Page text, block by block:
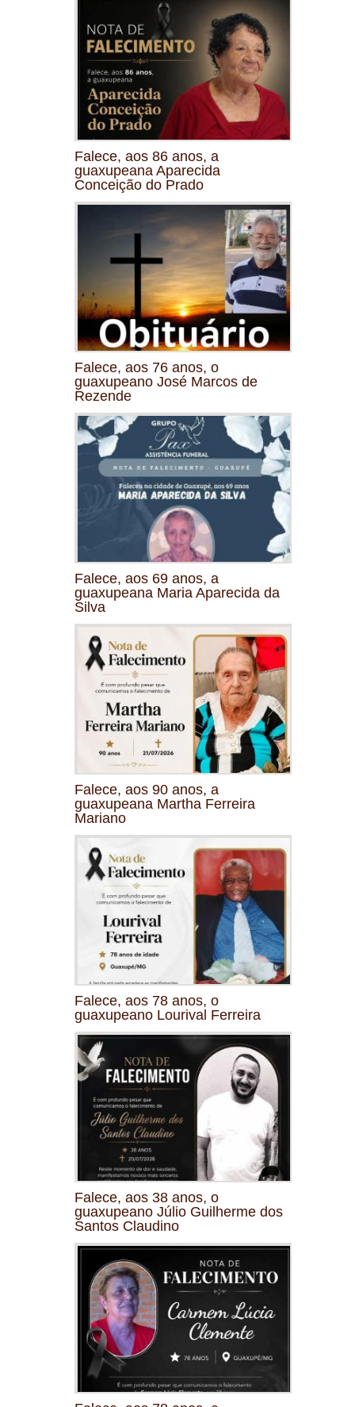
Falece, aos 86 anos, a
guaxupeana Aparecida
Conceição do Prado
Falece, aos 76 anos, o
guaxupeano José Marcos de
Rezende
Falece, aos 69 anos, a
guaxupeana Maria Aparecida da
Silva
Falece, aos 90 anos, a
guaxupeana Martha Ferreira
Mariano
Falece, aos 78 anos, o
guaxupeano Lourival Ferreira
Falece, aos 38 anos, o
guaxupeano Júlio Guilherme dos
Santos Claudino